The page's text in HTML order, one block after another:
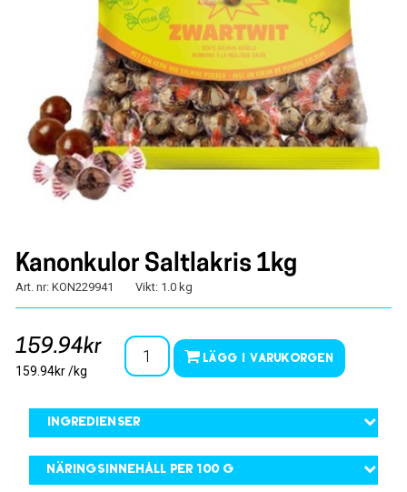
Kanonkulor Saltlakris 1kg
Art. nr: KON229941 Vikt: 1.0 kg
159.94kr
159.94kr /kg
Lägg i varukorgen
Ingredienser
Näringsinnehåll per 100 g